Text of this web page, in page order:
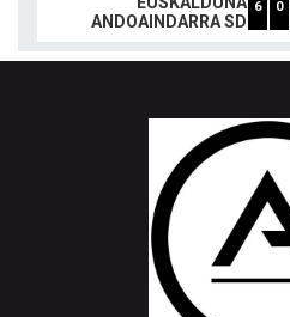
ANDOAINDARRA SD
6 0